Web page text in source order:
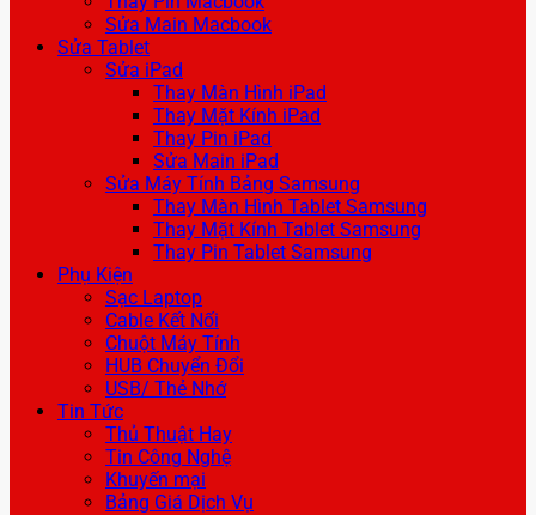
Sửa Main Macbook
Sửa Tablet
Sửa iPad
Thay Màn Hình iPad
Thay Mặt Kính iPad
Thay Pin iPad
Sửa Main iPad
Sửa Máy Tính Bảng Samsung
Thay Màn Hình Tablet Samsung
Thay Mặt Kính Tablet Samsung
Thay Pin Tablet Samsung
Phụ Kiện
Sạc Laptop
Cable Kết Nối
Chuột Máy Tính
HUB Chuyển Đổi
USB/ Thẻ Nhớ
Tin Tức
Thủ Thuật Hay
Tin Công Nghệ
Khuyến mại
Bảng Giá Dịch Vụ